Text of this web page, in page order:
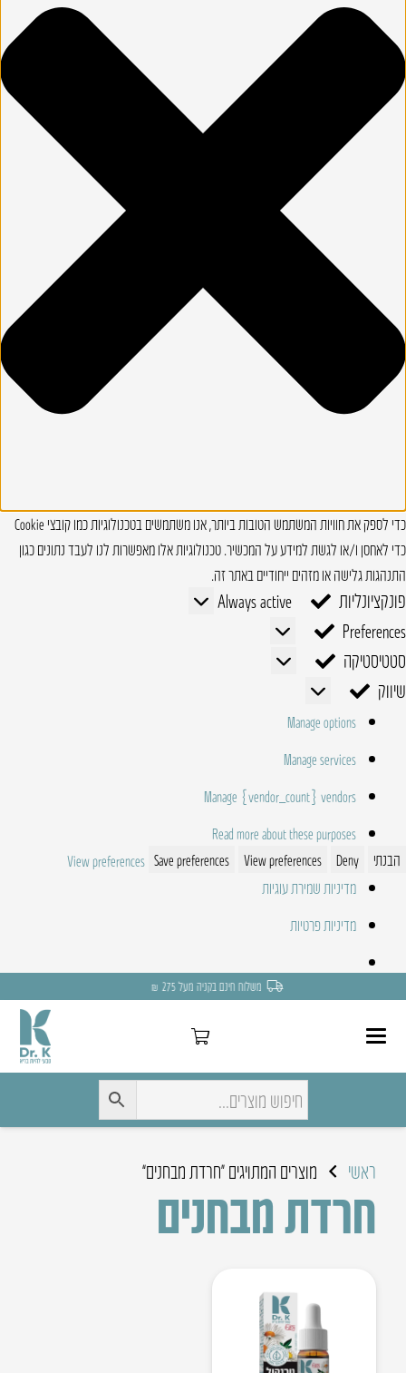
כדי לספק את חוויות המשתמש הטובות ביותר, אנו משתמשים בטכנולוגיות כמו קובצי Cookie
כדי לאחסן ו/או לגשת למידע על המכשיר. טכנולוגיות אלו מאפשרות לנו לעבד נתונים כגון
התנהגות גלישה או מזהים ייחודיים באתר זה.
פונקציונליות פונקציונליות
Always active
Preferences
Preferences
סטטיסטיקה
סטטיסטיקה
שיווק
שיווק
Manage options
Manage services
Manage {vendor_count} vendors
Read more about these purposes
הבנתי
Deny
View preferences
Save preferences
View preferences
מדיניות שמירת עוגיות
מדיניות פרטיות
משלוח חינם בקניה מעל 275 ₪
ראשי מוצרים המתויגים “חרדת מבחנים”
חרדת מבחנים